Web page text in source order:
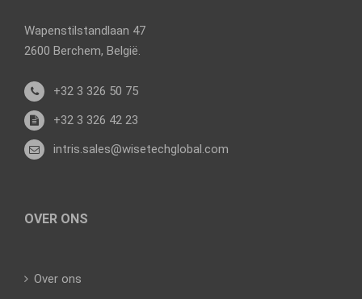
Wapenstilstandlaan 47
2600 Berchem, België.
+32 3 326 50 75
+32 3 326 42 23
intris.sales@wisetechglobal.com
OVER ONS
Over ons